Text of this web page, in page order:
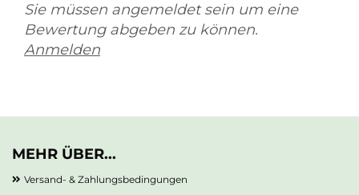
Sie müssen angemeldet sein um eine
Bewertung abgeben zu können.
Anmelden
MEHR ÜBER...
Versand- & Zahlungsbedingungen